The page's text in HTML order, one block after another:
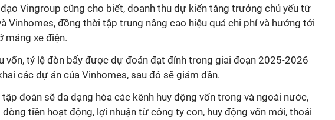
đạo Vingroup cũng cho biết, doanh thu dự kiến tăng trưởng chủ yếu từ
Vinhomes, đồng thời tập trung nâng cao hiệu quả chi phí và hướng tới
mảng xe điện.
vốn, tỷ lệ đòn bẩy được dự đoán đạt đỉnh trong giai đoạn 2025-2026
các dự án của Vinhomes, sau đó sẽ giảm dần.
tập đoàn sẽ đa dạng hóa các kênh huy động vốn trong và ngoài nước,
dòng tiền hoạt động, lợi nhuận từ công ty con, huy động vốn mới, thoái